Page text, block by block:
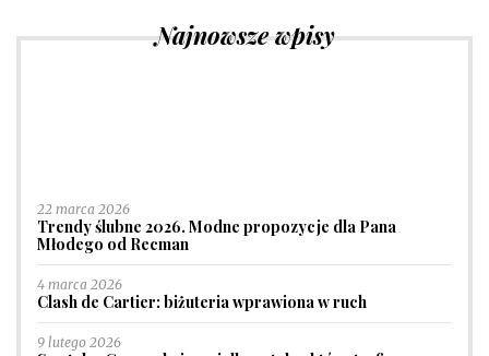
Najnowsze wpisy
22 marca 2026
Trendy ślubne 2026. Modne propozycje dla Pana
Młodego od Recman
4 marca 2026
Clash de Cartier: biżuteria wprawiona w ruch
9 lutego 2026